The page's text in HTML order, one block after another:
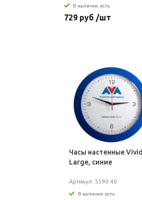
В наличии: есть
729 руб /шт
Часы настенные Vivid
Large, синие
Артикул: 5590.40
В наличии: есть